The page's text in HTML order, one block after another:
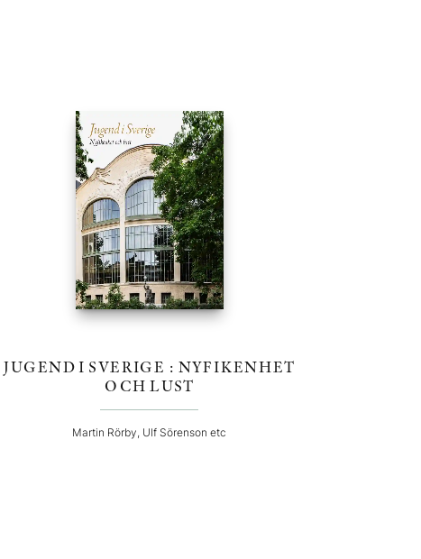
JUGEND I SVERIGE : NYFIKENHET
OCH LUST
Martin Rörby, Ulf Sörenson etc